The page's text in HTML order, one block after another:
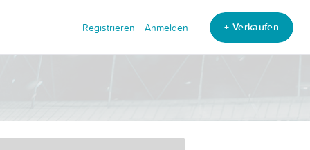
Registrieren Anmelden + Verkaufen